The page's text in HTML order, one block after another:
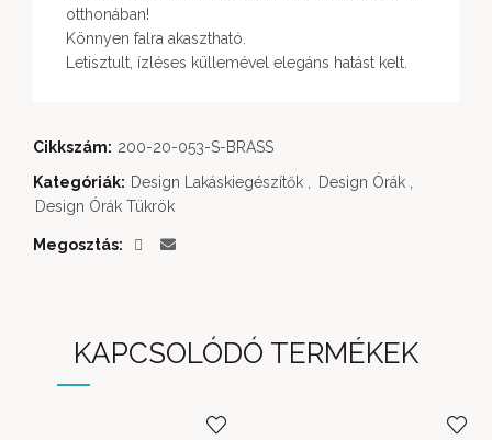
otthonában!
Könnyen falra akasztható.
Letisztult, ízléses küllemével elegáns hatást kelt.
Cikkszám: 200-20-053-S-BRASS
Kategóriák: Design Lakáskiegészítők Design Órák
Design Órák Tükrök
Megosztás
KAPCSOLÓDÓ TERMÉKEK